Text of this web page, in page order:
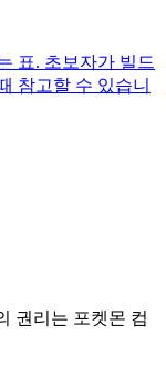
표. 초보자가 빌드
참고할 수 있습니
권리는 포켓몬 컴